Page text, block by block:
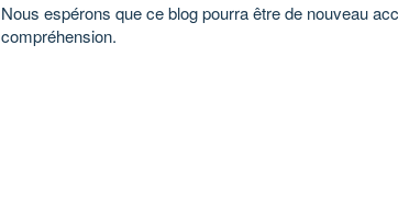
Nous espérons que ce blog pourra être de nouveau
compréhension.